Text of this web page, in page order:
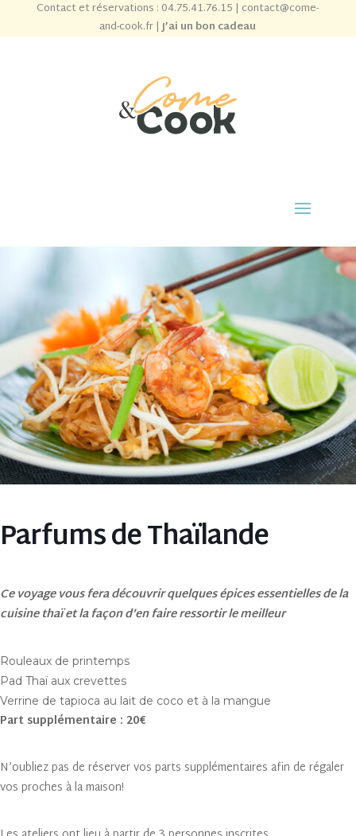
Contact et réservations : 04.75.41.76.15 | contact@come-
and-cook.fr|J’ai un bon cadeau
Parfums de Thaïlande
Ce voyage vous fera découvrir quelques épices essentielles de la
cuisine thaï et la façon d’en faire ressortir le meilleur
Rouleaux de printemps
Pad Thaï aux crevettes
Verrine de tapioca au lait de coco et à la mangue
Part supplémentaire : 20€
N’oubliez pas de réserver vos parts supplémentaires afin de régaler
vos proches à la maison!